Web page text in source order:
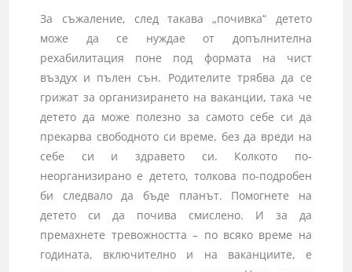
За съжаление, след такава „почивка“ детето
може да се нуждае от допълнителна
рехабилитация поне под формата на чист
въздух и пълен сън. Родителите трябва да се
грижат за организирането на ваканции, така че
детето да може полезно за самото себе си да
прекарва свободното си време, без да вреди на
себе си и здравето си. Колкото по-
неорганизирано е детето, толкова по-подробен
би следвало да бъде планът. Помогнете на
детето си да почива смислено. И за да
премахнете тревожността – по всяко време на
годината, включително и на ваканциите, е